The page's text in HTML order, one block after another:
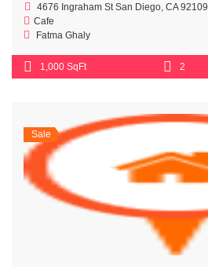
4676 Ingraham St San Diego, CA 92109
Cafe
Fatma Ghaly
1,000 SqFt 2
Sale